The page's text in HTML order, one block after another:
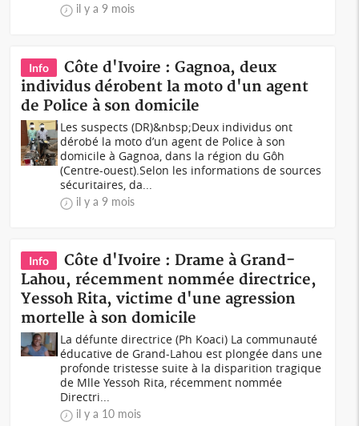
il y a 9 mois
Info
Côte d'Ivoire : Gagnoa, deux
individus dérobent la moto d'un agent
de Police à son domicile
Les suspects (DR)&nbsp;Deux individus ont
dérobé la moto d’un agent de Police à son
domicile à Gagnoa, dans la région du Gôh
(Centre-ouest).Selon les informations de sources
sécuritaires, da...
il y a 9 mois
Info
Côte d'Ivoire : Drame à Grand-
Lahou, récemment nommée directrice,
Yessoh Rita, victime d'une agression
mortelle à son domicile
La défunte directrice (Ph Koaci) La communauté
éducative de Grand-Lahou est plongée dans une
profonde tristesse suite à la disparition tragique
de Mlle Yessoh Rita, récemment nommée
Directri...
il y a 10 mois